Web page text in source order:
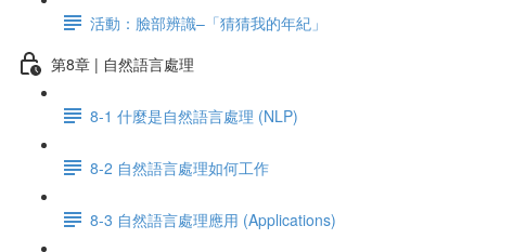
活動：臉部辨識–「猜猜我的年紀」
第8章 | 自然語言處理
8-1 什麼是自然語言處理 (NLP)
8-2 自然語言處理如何工作
8-3 自然語言處理應用 (Applications)